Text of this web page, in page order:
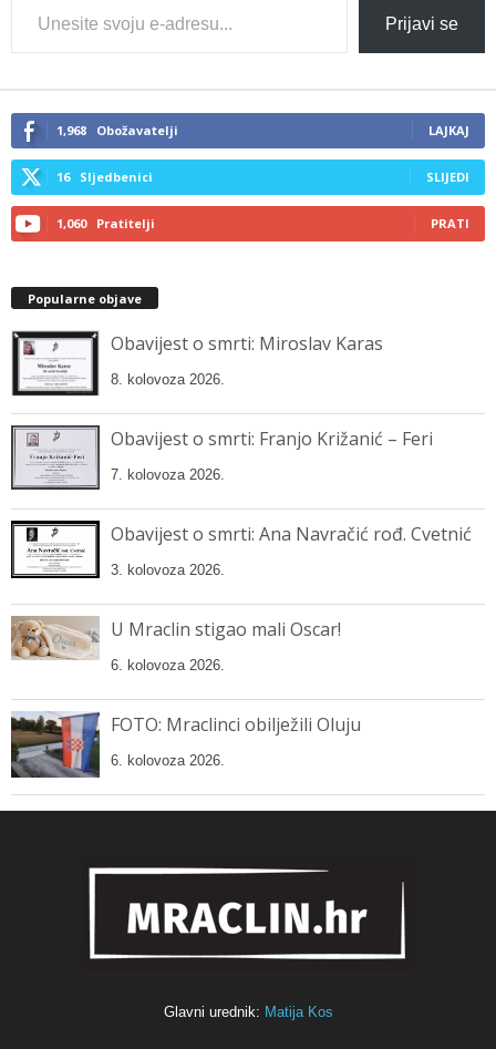
Type
your
email…
Prijavi se
1,968 Obožavatelji LAJKAJ
16 Sljedbenici SLIJEDI
1,060 Pratitelji PRATI
Popularne objave
Obavijest o smrti: Miroslav Karas
8. kolovoza 2026.
Obavijest o smrti: Franjo Križanić – Feri
7. kolovoza 2026.
Obavijest o smrti: Ana Navračić rođ. Cvetnić
3. kolovoza 2026.
U Mraclin stigao mali Oscar!
6. kolovoza 2026.
FOTO: Mraclinci obilježili Oluju
6. kolovoza 2026.
Glavni urednik: Matija Kos